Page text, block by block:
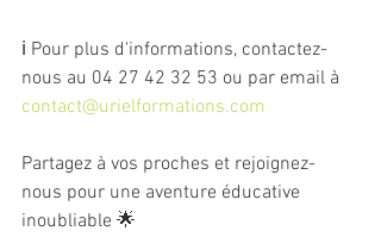
ℹ️ Pour plus d'informations, contactez-
nous au 04 27 42 32 53 ou par email à
contact@urielformations.com
Partagez à vos proches et rejoignez-
nous pour une aventure éducative
inoubliable 🌟